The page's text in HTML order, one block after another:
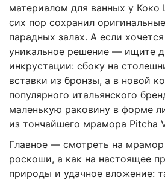
материалом для ванных у Коко
сих пор сохранил
парадных залах. А если
уникальное решение — ищите
инкрустации: сбоку на
вставки из бронзы, а в новой
популярного итальянского
маленькую раковину в форме
из тончайшего мрамора Pitcha
Главное — смотреть на
роскоши, а как на настоящее
природы и удачное вложение: